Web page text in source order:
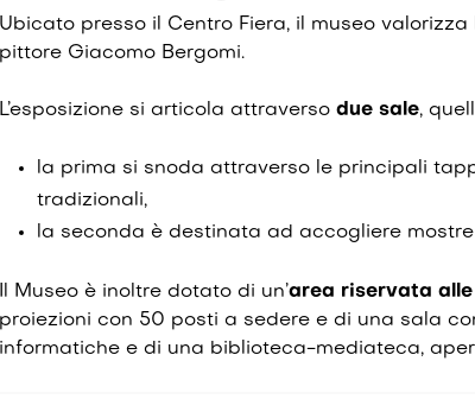
Ubicato presso il Centro Fiera, il museo
pittore Giacomo Bergomi.
L’esposizione si articola attraverso due sale,
la prima si snoda attraverso le principali
tradizionali,
la seconda è destinata ad accogliere
Il Museo è inoltre dotato di un’area riservata
proiezioni con 50 posti a sedere e di una sala
informatiche e di una biblioteca-mediateca,